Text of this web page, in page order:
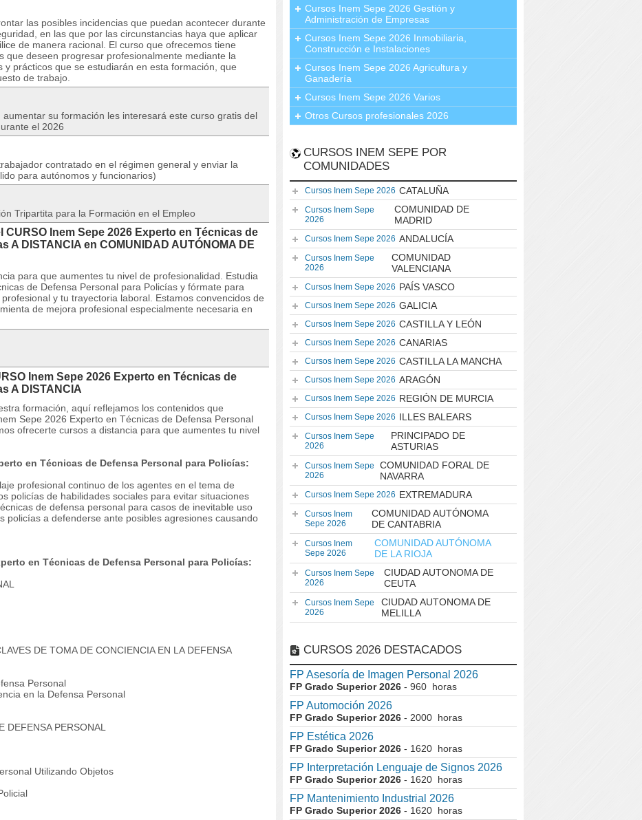
las posibles incidencias que puedan acontecer durante
en las que por las circunstancias haya que aplicar
de manera racional. El curso que ofrecemos tiene
que deseen progresar profesionalmente mediante la
y prácticos que se estudiarán en esta formación, que
de trabajo.
su formación les interesará este curso gratis del
el 2026
contratado en el régimen general y enviar la
para autónomos y funcionarios)
Tripartita para la Formación en el Empleo
Inem Sepe 2026 Experto en Técnicas de
A DISTANCIA en COMUNIDAD AUTÓNOMA DE
para que aumentes tu nivel de profesionalidad. Estudia
de Defensa Personal para Policías y fórmate para
y tu trayectoria laboral. Estamos convencidos de
de mejora profesional especialmente necesaria en
Inem Sepe 2026 Experto en Técnicas de
A DISTANCIA
formación, aquí reflejamos los contenidos que
Sepe 2026 Experto en Técnicas de Defensa Personal
ofrecerte cursos a distancia para que aumentes tu nivel
en Técnicas de Defensa Personal para Policías:
profesional continuo de los agentes en el tema de
policías de habilidades sociales para evitar situaciones
de defensa personal para casos de inevitable uso
policías a defenderse ante posibles agresiones causando
en Técnicas de Defensa Personal para Policías:
DE TOMA DE CONCIENCIA EN LA DEFENSA
Personal
en la Defensa Personal
DEFENSA PERSONAL
Utilizando Objetos
Cursos Inem Sepe 2026 Gestión y
Administración de Empresas
Cursos Inem Sepe 2026 Inmobiliaria,
Construcción e Instalaciones
Cursos Inem Sepe 2026 Agricultura y
Ganadería
Cursos Inem Sepe 2026 Varios
Otros Cursos profesionales 2026
CURSOS INEM SEPE POR
COMUNIDADES
Cursos Inem Sepe 2026 CATALUÑA
Cursos Inem Sepe
2026
COMUNIDAD DE
MADRID
Cursos Inem Sepe 2026 ANDALUCÍA
Cursos Inem Sepe
2026
COMUNIDAD
VALENCIANA
Cursos Inem Sepe 2026 PAÍS VASCO
Cursos Inem Sepe 2026 GALICIA
Cursos Inem Sepe 2026 CASTILLA Y LEÓN
Cursos Inem Sepe 2026 CANARIAS
Cursos Inem Sepe 2026 CASTILLA LA MANCHA
Cursos Inem Sepe 2026 ARAGÓN
Cursos Inem Sepe 2026 REGIÓN DE MURCIA
Cursos Inem Sepe 2026 ILLES BALEARS
Cursos Inem Sepe
2026
PRINCIPADO DE
ASTURIAS
Cursos Inem Sepe
2026
COMUNIDAD FORAL DE
NAVARRA
Cursos Inem Sepe 2026 EXTREMADURA
Cursos Inem
Sepe 2026
COMUNIDAD AUTÓNOMA
DE CANTABRIA
Cursos Inem
Sepe 2026
COMUNIDAD AUTÓNOMA
DE LA RIOJA
Cursos Inem Sepe
2026
CIUDAD AUTONOMA DE
CEUTA
Cursos Inem Sepe
2026
CIUDAD AUTONOMA DE
MELILLA
CURSOS 2026 DESTACADOS
FP Asesoría de Imagen Personal 2026
FP Grado Superior 2026 - 960 horas
FP Automoción 2026
FP Grado Superior 2026 - 2000 horas
FP Estética 2026
FP Grado Superior 2026 - 1620 horas
FP Interpretación Lenguaje de Signos 2026
FP Grado Superior 2026 - 1620 horas
FP Mantenimiento Industrial 2026
FP Grado Superior 2026 - 1620 horas